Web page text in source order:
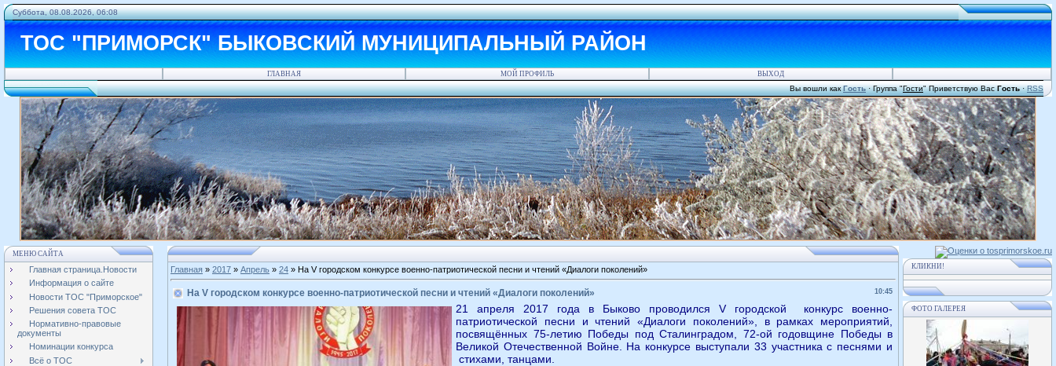
Суббота, 08.08.2026, 06:08
ТОС "ПРИМОРСК" БЫКОВСКИЙ МУНИЦИПАЛЬНЫЙ РАЙОН
ГЛАВНАЯ МОЙ ПРОФИЛЬ ВЫХОД
Вы вошли как Гость·Группа"Гости"Приветствую ВасГость·RSS
МЕНЮ САЙТА
Главная страница.Новости
Информация о сайте
Новости ТОС "Приморское"
Решения совета ТОС
Нормативно-правовые
документы
Номинации конкурса
Всё о ТОС
Главная » 2017 » Апрель » 24 » На V городском конкурсе военно-патриотической песни и чтений «Диалоги поколений»
10:45
На V городском конкурсе военно-патриотической песни и чтений «Диалоги поколений»
21 апреля 2017 года в Быково проводился V городской конкурс военно-
патриотической песни и чтений «Диалоги поколений», в рамках мероприятий,
посвящённых 75-летию Победы под Сталинградом, 72-ой годовщине Победы в
Великой Отечественной Войне. На конкурсе выступали 33 участника с песнями и
стихами, танцами.
КЛИКНИ!
ФОТО ГАЛЕРЕЯ